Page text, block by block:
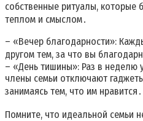
собственные ритуалы, которые
теплом и смыслом․
– «Вечер благодарности»:
другом тем, за что вы
– «День тишины»: Раз в неделю
члены семьи отключают
занимаясь тем, что им нравится․
Помните, что идеальной семьи